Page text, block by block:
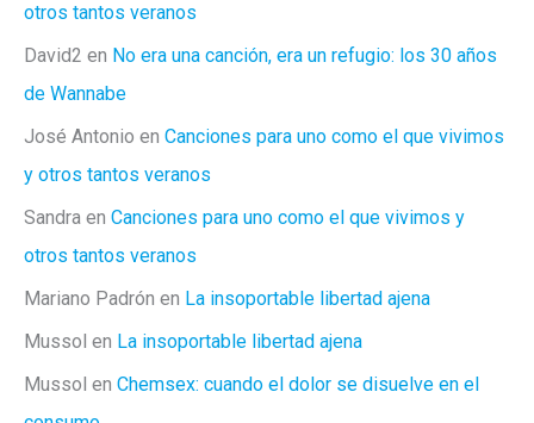
otros tantos veranos
David2 en No era una canción, era un refugio: los 30 años
de Wannabe
José Antonio en Canciones para uno como el que vivimos
y otros tantos veranos
Sandra en Canciones para uno como el que vivimos y
otros tantos veranos
Mariano Padrón en La insoportable libertad ajena
Mussol en La insoportable libertad ajena
Mussol en Chemsex: cuando el dolor se disuelve en el